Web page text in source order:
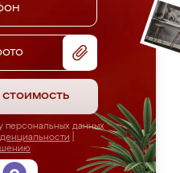
стоимость
персональных данных